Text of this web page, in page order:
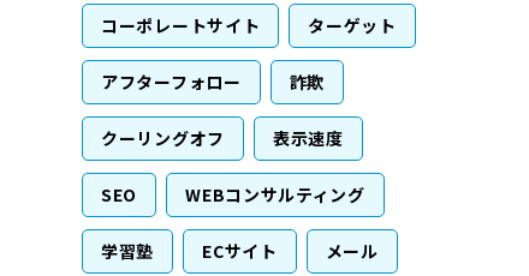
コーポレートサイト ターゲット
アフターフォロー 詐欺
クーリングオフ 表示速度
SEO WEBコンサルティング
学習塾 ECサイト メール